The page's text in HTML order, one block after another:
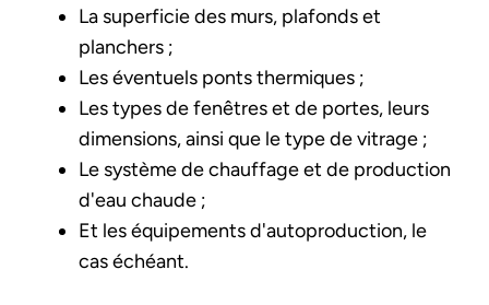
La superficie des murs, plafonds et
planchers ;
Les éventuels ponts thermiques ;
Les types de fenêtres et de portes, leurs
dimensions, ainsi que le type de vitrage ;
Le système de chauffage et de production
d'eau chaude ;
Et les équipements d'autoproduction, le
cas échéant.